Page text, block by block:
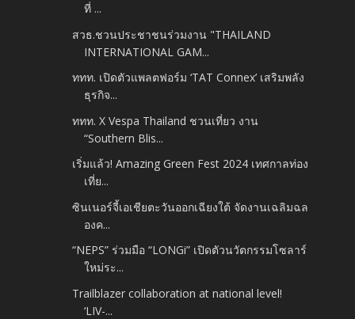
ที่ ...
สวธ.ชวนประชาชนร่วมงาน "THAILAND
INTERNATIONAL GAM...
ททท. เปิดตัวแพลตฟอร์ม ‘TAT Connex’ เสริมพลัง
ธุรกิจ...
ททท. X Vespa Thailand ชวนเที่ยว งาน
“Southern Blis...
เริ่มแล้ว! Amazing Green Fest 2024 เทศกาลท่อง
เที่ย...
ซินเนอร์จี้เอเชียตะวันออกเฉียงใต้ จัดงานเฉลิมฉล
องค...
“NEPS” ร่วมมือ “LONGi” เปิดตัวนวัตกรรมโซลาร์
ใหม่ระ...
Trailblazer collaboration at national level!
‘LIV-...